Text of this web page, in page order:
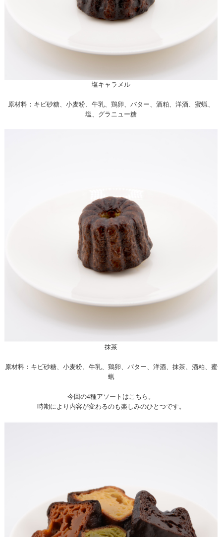
塩キャラメル
原材料：キビ砂糖、小麦粉、牛乳、鶏卵、バター、酒粕、洋酒、蜜蝋、
塩、グラニュー糖
抹茶
原材料：キビ砂糖、小麦粉、牛乳、鶏卵、バター、洋酒、抹茶、酒粕、蜜
蝋
今回の4種アソートはこちら。
時期により内容が変わるのも楽しみのひとつです。